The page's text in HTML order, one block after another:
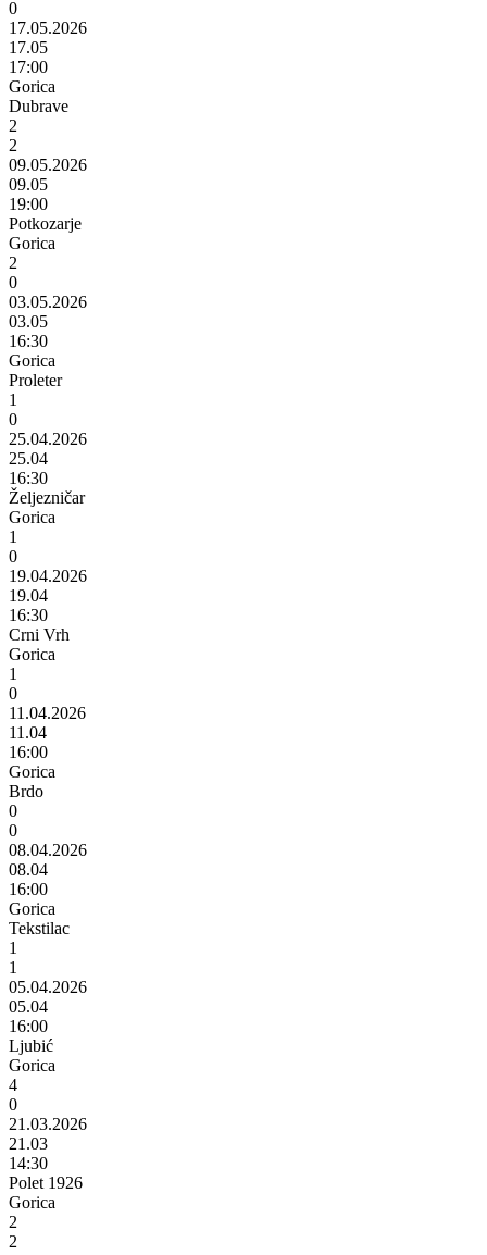
0
17.05.2026
17.05
17:00
Gorica
Dubrave
2
2
09.05.2026
09.05
19:00
Potkozarje
Gorica
2
0
03.05.2026
03.05
16:30
Gorica
Proleter
1
0
25.04.2026
25.04
16:30
Željezničar
Gorica
1
0
19.04.2026
19.04
16:30
Crni Vrh
Gorica
1
0
11.04.2026
11.04
16:00
Gorica
Brdo
0
0
08.04.2026
08.04
16:00
Gorica
Tekstilac
1
1
05.04.2026
05.04
16:00
Ljubić
Gorica
4
0
21.03.2026
21.03
14:30
Polet 1926
Gorica
2
2